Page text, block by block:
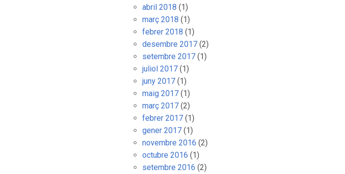
abril 2018 (1)
març 2018 (1)
febrer 2018 (1)
desembre 2017 (2)
setembre 2017 (1)
juliol 2017 (1)
juny 2017 (1)
maig 2017 (1)
març 2017 (2)
febrer 2017 (1)
gener 2017 (1)
novembre 2016 (2)
octubre 2016 (1)
setembre 2016 (2)